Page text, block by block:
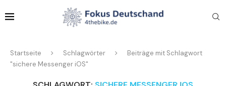
Startseite Schlagwörter
Beiträge mit Schlagwort
"sichere Messenger iOS"